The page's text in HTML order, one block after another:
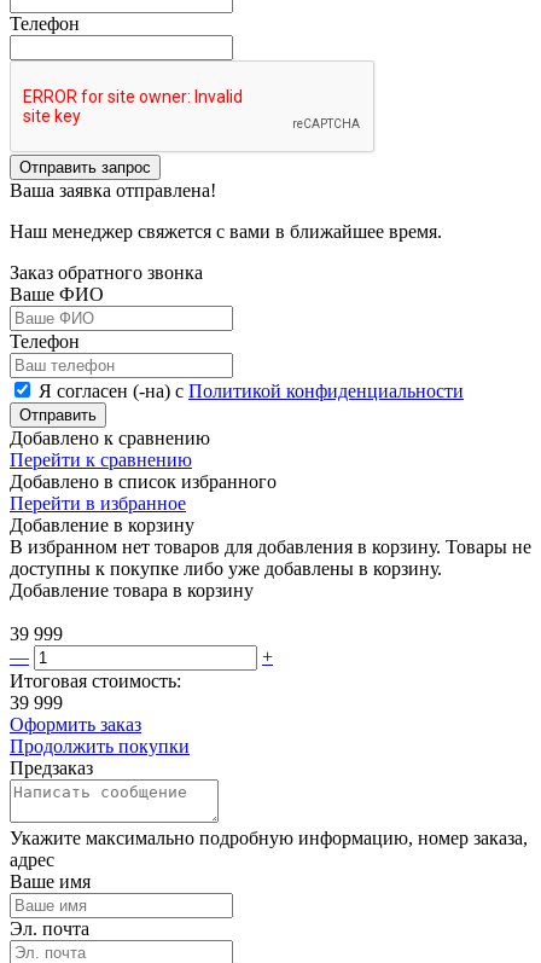
Телефон
Отправить запрос
Ваша заявка отправлена!
Наш менеджер свяжется с вами в ближайшее время.
Заказ обратного звонка
Ваше ФИО
Телефон
Я согласен (-на) с Политикой конфиденциальности
Отправить
Добавлено к сравнению
Перейти к сравнению
Добавлено в список избранного
Перейти в избранное
Добавление в корзину
В избранном нет товаров для добавления в корзину. Товары не
доступны к покупке либо уже добавлены в корзину.
Добавление товара в корзину
39 999
—
+
Итоговая стоимость:
39 999
Оформить заказ
Продолжить покупки
Предзаказ
Укажите максимально подробную информацию, номер заказа,
адрес
Ваше имя
Эл. почта